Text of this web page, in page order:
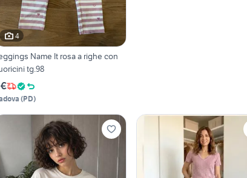
4
Name It rosa a righe con
tg.98
(PD)